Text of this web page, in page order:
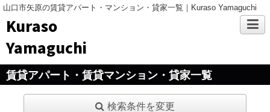
山口市矢原の賃貸アパート・マンション・貸家一覧｜Kuraso Yamaguchi
Kuraso
Yamaguchi
賃貸アパート・賃貸マンション・貸家一覧
検索条件を変更